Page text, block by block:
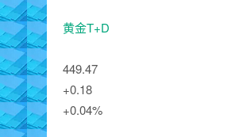
黄金T+D
449.47
+0.18
+0.04%